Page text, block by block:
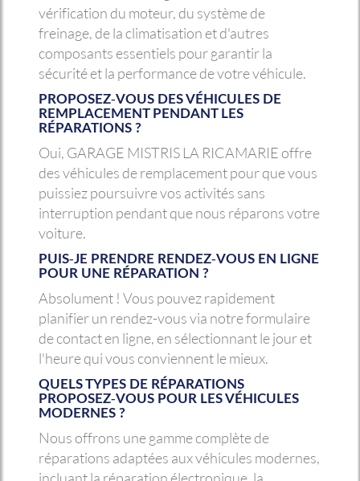
vérification du moteur, du système de
freinage, de la climatisation et d'autres
composants essentiels pour garantir la
sécurité et la performance de votre véhicule.
PROPOSEZ-VOUS DES VÉHICULES DE
REMPLACEMENT PENDANT LES
RÉPARATIONS ?
Oui, GARAGE MISTRIS LA RICAMARIE offre
des véhicules de remplacement pour que vous
puissiez poursuivre vos activités sans
interruption pendant que nous réparons votre
voiture.
PUIS-JE PRENDRE RENDEZ-VOUS EN LIGNE
POUR UNE RÉPARATION ?
Absolument ! Vous pouvez rapidement
planifier un rendez-vous via notre formulaire
de contact en ligne, en sélectionnant le jour et
l'heure qui vous conviennent le mieux.
QUELS TYPES DE RÉPARATIONS
PROPOSEZ-VOUS POUR LES VÉHICULES
MODERNES ?
Nous offrons une gamme complète de
réparations adaptées aux véhicules modernes,